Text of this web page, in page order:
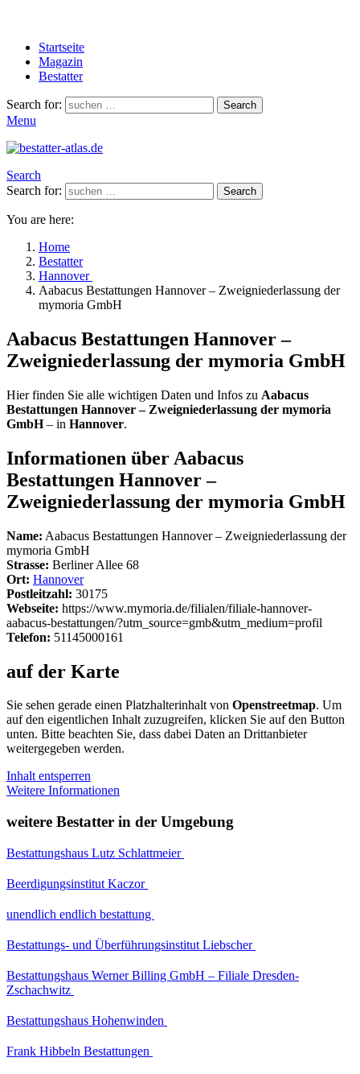
Startseite
Magazin
Bestatter
Search for: Search
Menu
Search
Search for:
Search
You are here:
Home
Bestatter
Hannover
Aabacus Bestattungen Hannover – Zweigniederlassung der
mymoria GmbH
Aabacus Bestattungen Hannover –
Zweigniederlassung der mymoria GmbH
Hier finden Sie alle wichtigen Daten und Infos zu Aabacus
Bestattungen Hannover – Zweigniederlassung der mymoria
GmbH– in Hannover.
Informationen über Aabacus
Bestattungen Hannover –
Zweigniederlassung der mymoria GmbH
Name: Aabacus Bestattungen Hannover – Zweigniederlassung der
mymoria GmbH
Strasse: Berliner Allee 68
Ort: Hannover
Postleitzahl: 30175
Webseite: https://www.mymoria.de/filialen/filiale-hannover-
aabacus-bestattungen/?utm_source=gmb&utm_medium=profil
Telefon: 51145000161
auf der Karte
Sie sehen gerade einen Platzhalterinhalt von Openstreetmap. Um
auf den eigentlichen Inhalt zuzugreifen, klicken Sie auf den Button
unten. Bitte beachten Sie, dass dabei Daten an Drittanbieter
weitergegeben werden.
Inhalt entsperren
Weitere Informationen
weitere Bestatter in der Umgebung
Bestattungshaus Lutz Schlattmeier
Beerdigungsinstitut Kaczor
unendlich endlich bestattung
Bestattungs- und Überführungsinstitut Liebscher
Bestattungshaus Werner Billing GmbH – Filiale Dresden-
Zschachwitz
Bestattungshaus Hohenwinden
Frank Hibbeln Bestattungen